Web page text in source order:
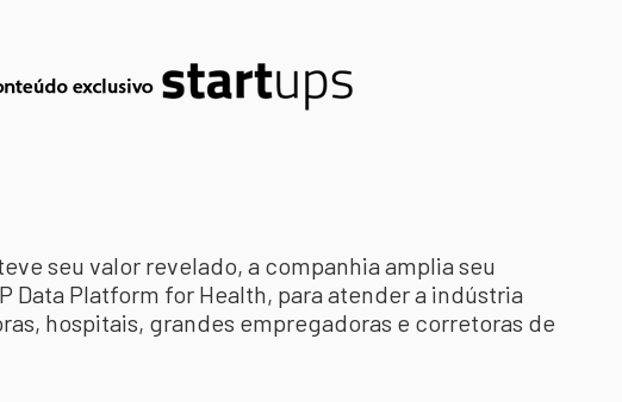
seu valor revelado, a companhia amplia seu
Data Platform for Health, para atender a indústria
hospitais, grandes empregadoras e corretoras de